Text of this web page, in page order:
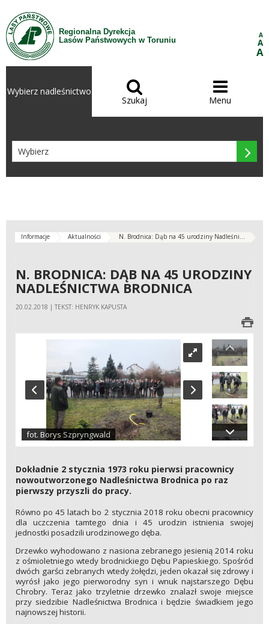
Przejdź do treści
Regionalna Dyrekcja
Lasów Państwowych w Toruniu
A
A
A
Wybierz nadleśnictwo 
Szukaj

Menu

Informacje Aktualności N. Brodnica: Dąb na 45 urodziny Nadleśni...
N. BRODNICA: DĄB NA 45 URODZINY
NADLEŚNICTWA BRODNICA
20.02.2018 | TEKST: HENRYK KAPUSTA
fot. Borys Szpryngwald
Dokładnie 2 stycznia 1973 roku pierwsi pracownicy
nowoutworzonego Nadleśnictwa Brodnica po raz
pierwszy przyszli do pracy.
Równo po 45 latach bo 2 stycznia 2018 roku obecni pracownicy
dla uczczenia tamtego dnia i 45 urodzin istnienia swojej
jednostki posadzili urodzinowego dęba.
Drzewko wyhodowano z nasiona zebranego jesienią 2014 roku
z ośmioletniego wtedy brodnickiego Dębu Papieskiego. Spośród
dwóch garści zebranych wtedy żołędzi, jeden okazał się zdrowy i
wyrósł jako jego pierworodny syn i wnuk najstarszego Dębu
Chrobry. Teraz jako trzyletnie drzewko znalazł swoje miejsce
przy siedzibie Nadleśnictwa Brodnica i będzie świadkiem jego
najnowszej historii.